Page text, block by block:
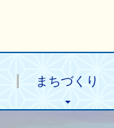
まちづくり